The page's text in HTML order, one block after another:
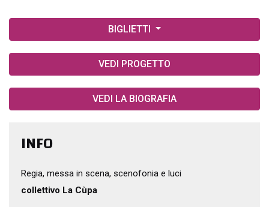
BIGLIETTI
VEDI PROGETTO
VEDI LA BIOGRAFIA
INFO
Regia, messa in scena, scenofonia e luci
collettivo La Cùpa